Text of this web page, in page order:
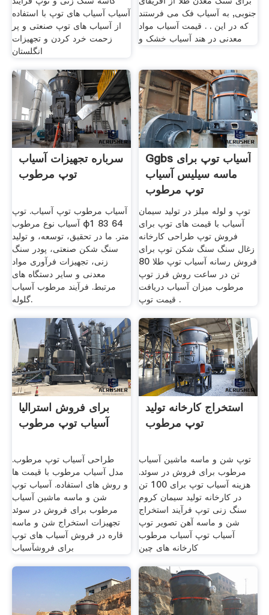
آسیاب آسیاب های توپ با استفاده
از آسیاب های توپ صنعتی و پر
زحمت خرد کردن و تجهیزات
انگلستان
جنوبی, به آسیاب فک می فرستند
که در این . . قیمت آسیاب مواد
معدنی در هند آسیاب خشک و
سرباره تجهیزات آسیاب
توپ مرطوب
آسیاب مرطوب توپ آسیاب. توپ
آسیاب نوع مرطوب φ1 83 64
متر. ما در تحقیق، توسعه، و تولید
سنگ شکن صنعتی، پودر سنگ
زنی، تجهیزات فرآوری مواد
معدنی و سایر دستگاه های
مرتبط. فرآیند مرطوب آسیاب
گلوله.
Ggbs آسیاب توپ برای
ماسه سیلیس آسیاب
توپ مرطوب
توپ و لوله میلز در تولید سیمان
آسیاب با قیمت های توپ برای
فروش توپ طراحی کارخانه
زغال سنگ سنگ شکن توپ برای
فروش رسانه آسیاب توپ طلا 80
تن در ساعت روش فرز توپ
مرطوب میزان آسیاب دریافت
قیمت توپ .
برای فروش استرالیا
آسیاب توپ مرطوب
طراحی آسیاب توپ مرطوب.
مدل آسیاب مرطوب با قیمت ها
و روش های استفاده. آسیاب توپ
شن و ماسه ماشین آسیاب
مرطوب برای فروش در سوئد
تجهیزات استخراج شن و ماسه
قاره در فروش آسیاب های توپ
برای فروشآسیاب
استخراج کارخانه تولید
توپ مرطوب
توپ شن و ماسه ماشین آسیاب
مرطوب برای فروش در سوئد.
هزینه آسیاب توپ برای 100 تن
در کارخانه تولید سیمان کروم
سنگ زنی توپ فرآیند استخراج
شن و ماسه آهن تصویر توپ
آسیاب توپ آسیاب مرطوب
کارخانه های چین